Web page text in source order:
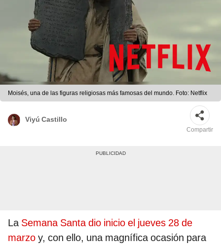
Moisés, una de las figuras religiosas más famosas del mundo. Foto: Netflix
Viyú Castillo
Compartir
La Semana Santa dio inicio el jueves 28 de
marzo y, con ello, una magnífica ocasión para